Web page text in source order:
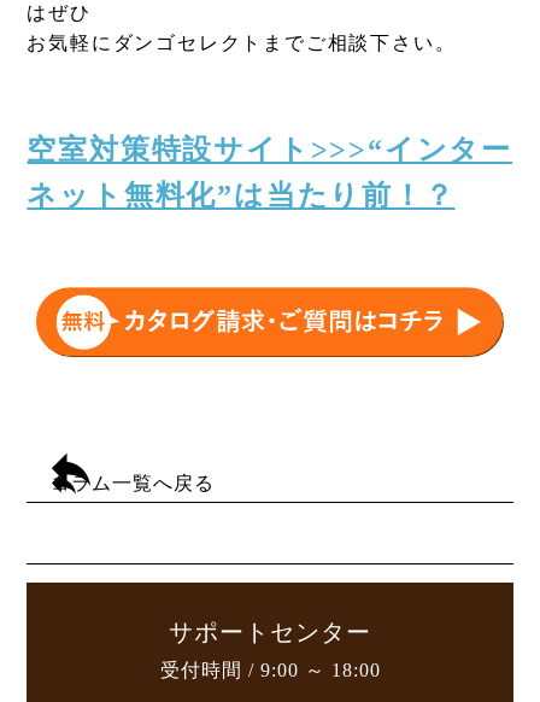
はぜひ
お気軽にダンゴセレクトまでご相談下さい。
空室対策特設サイト>>>“インター
ネット無料化”は当たり前！？
コラム一覧へ戻る
サポートセンター
受付時間 / 9:00 ～ 18:00